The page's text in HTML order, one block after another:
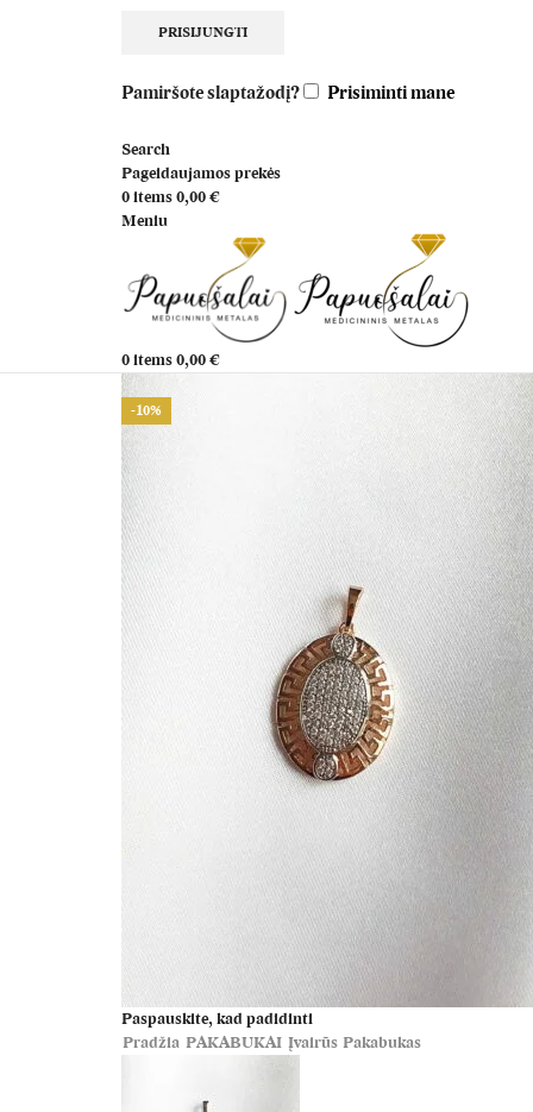
PRISIJUNGTI
Pamiršote slaptažodį? Prisiminti mane
Search
Pageidaujamos prekės
0items0,00€
Meniu
0items0,00€
-10%
Paspauskite, kad padidinti
Pradžia PAKABUKAI Įvairūs Pakabukas